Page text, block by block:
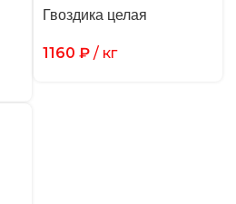
Гвоздика целая
1160 ₽ / кг